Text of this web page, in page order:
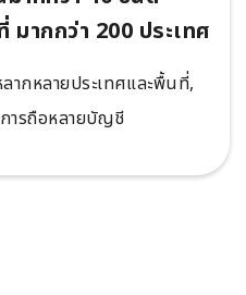
ากกว่า 200 ประเทศ
ากหลายประเทศและพื้นที่,
ารถือหลายบัญชี